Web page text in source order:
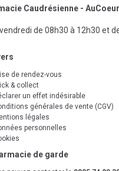
Caudrésienne -
de 08h30 à 12h30 et
de rendez-vous
& collect
un effet indésirable
générales de vente (CGV)
légales
personnelles
de garde